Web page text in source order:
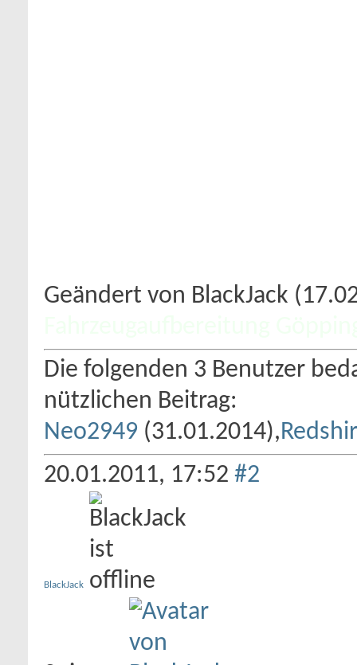
Geändert von BlackJack
Die folgenden 3 Benutzer
nützlichen Beitrag:
Neo2949 (31.01.2014),
20.01.2011, 17:52 #2
BlackJack